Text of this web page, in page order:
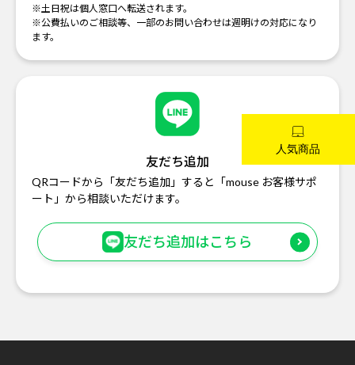
※土日祝は個人窓口へ転送されます。
※公費払いのご相談等、一部のお問い合わせは週明けの対応になり
ます。
友だち追加
QRコードから「友だち追加」すると「mouse お客様サポ
ート」から相談いただけます。
友だち追加はこちら